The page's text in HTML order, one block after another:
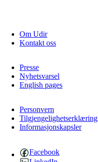
Om Udir
Kontakt oss
Presse
Nyhetsvarsel
English pages
Personvern
Tilgjengelighetserklæring
Informasjonskapsler
Facebook